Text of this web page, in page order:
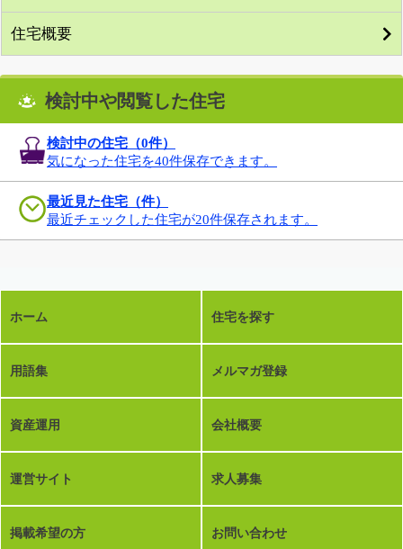
住宅概要
検討中や閲覧した住宅
検討中の住宅（0件）
気になった住宅を40件保存できます。
最近見た住宅（件）
最近チェックした住宅が20件保存されます。
ホーム 住宅を探す
用語集 メルマガ登録
資産運用 会社概要
運営サイト 求人募集
掲載希望の方 お問い合わせ